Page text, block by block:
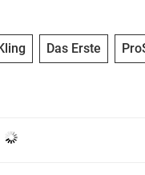
Das Erste